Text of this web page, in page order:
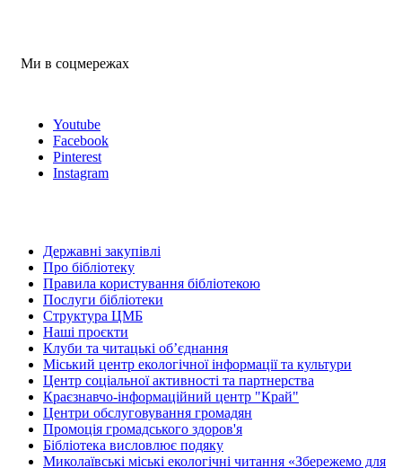
Ми в соцмережах
Youtube
Facebook
Pinterest
Instagram
Державні закупівлі
Про бібліотеку
Правила користування бібліотекою
Послуги бібліотеки
Структура ЦМБ
Наші проєкти
Клуби та читацькі об’єднання
Міський центр екологічної інформації та культури
Центр соціальної активності та партнерства
Краєзнавчо-інформаційний центр "Край"
Центри обслуговування громадян
Промоція громадського здоров'я
Бібліотека висловлює подяку
Миколаївські міські екологічні читання «Збережемо для